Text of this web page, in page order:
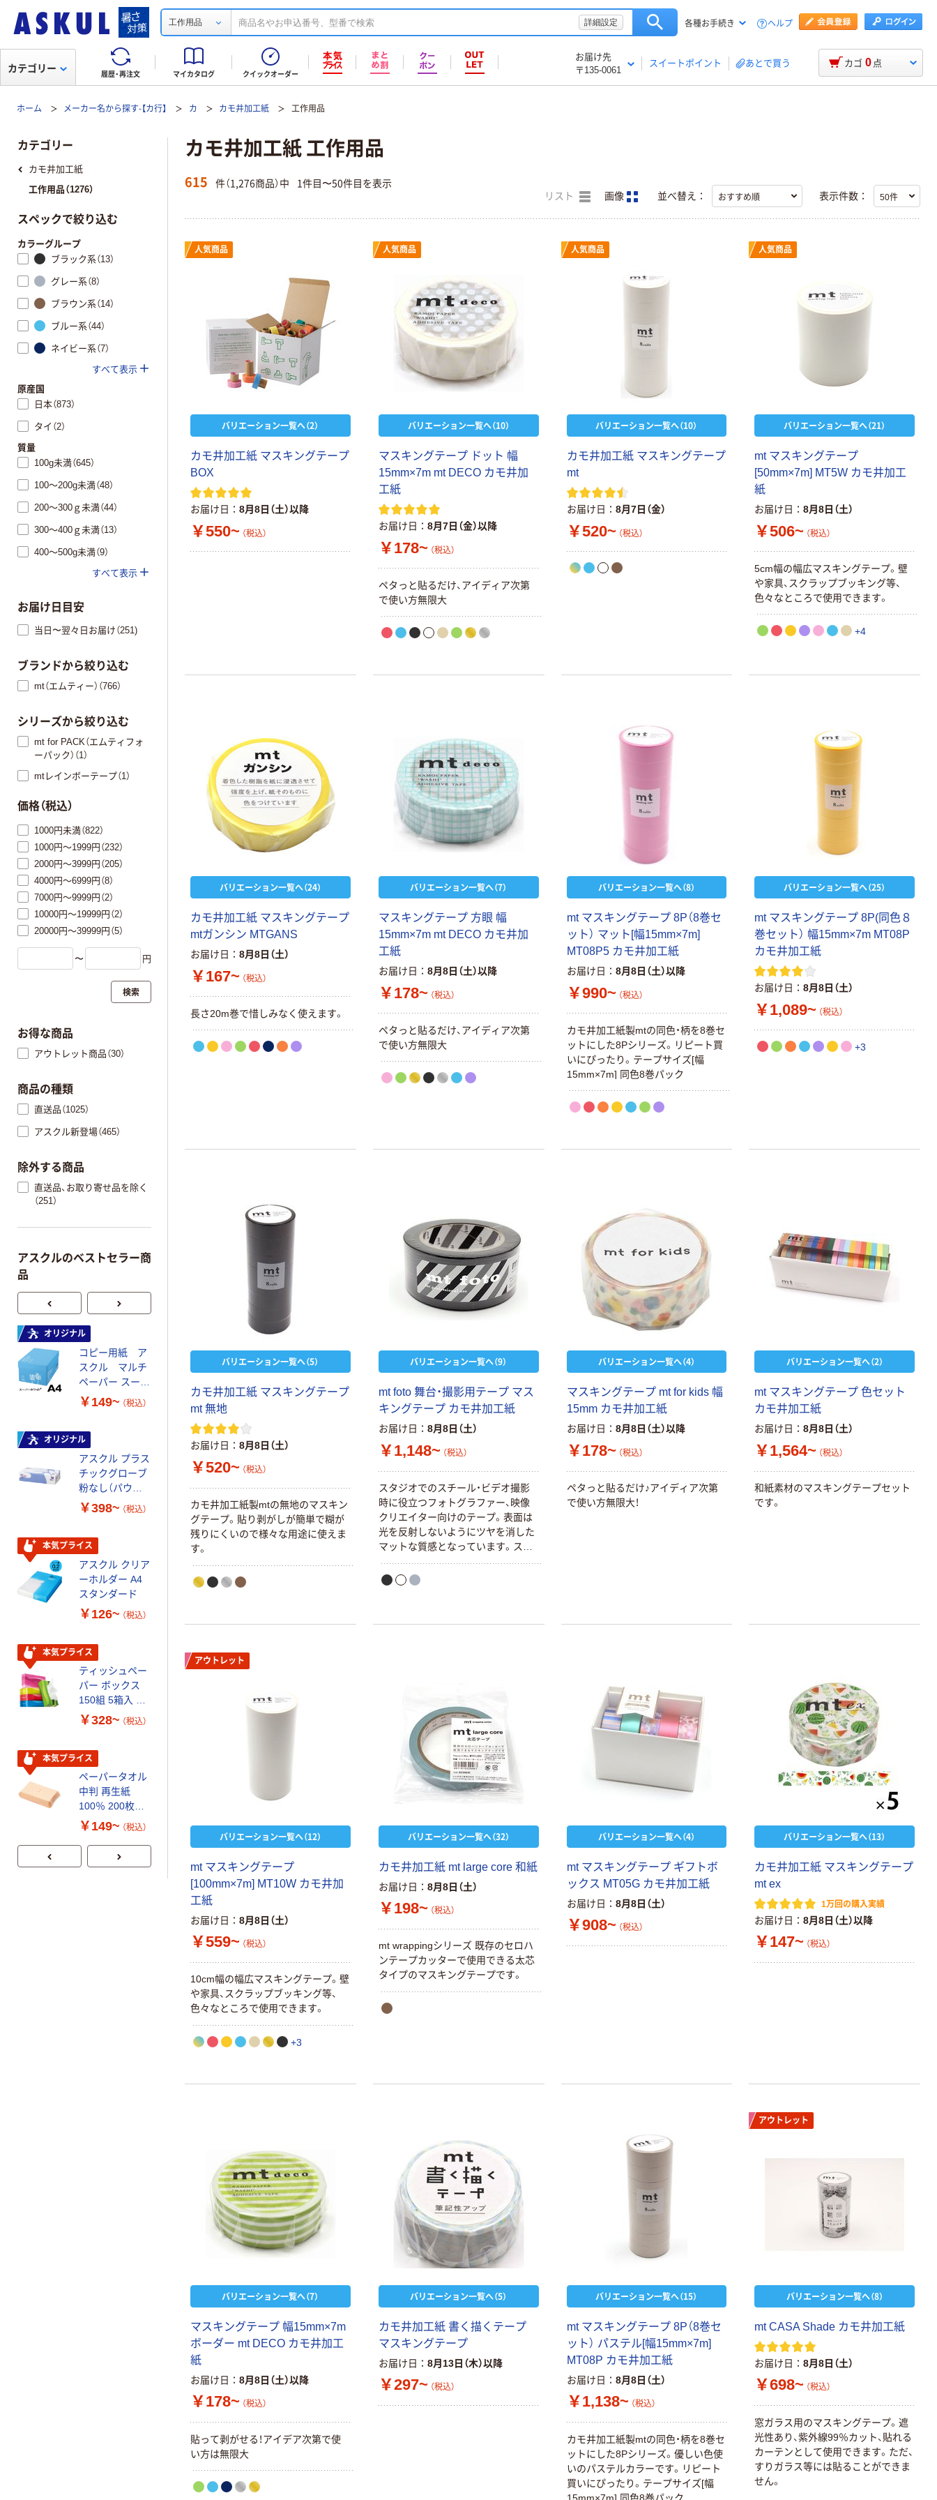
工作用品 詳細設定 各種お手続き ヘルプ
履歴・再注文 マイカタログ クイックオーダー
お届け先
〒135-0061
スイートポイント あとで買う
カテゴリー カゴ 0 点
ホーム メーカー名から探す-【カ行】 カ カモ井加工紙 工作用品
カモ井加工紙 工作用品
615 件（1,276商品）中 1件目〜50件目を表示
リスト 画像 並べ替え： 表示件数：
人気商品
バリエーション一覧へ（2）
カモ井加工紙 マスキングテープ
BOX
お届け日 8月8日（土）以降
￥550~ （税込）
人気商品
バリエーション一覧へ（10）
マスキングテープ ドット 幅
15mm×7m mt DECO カモ井加
工紙
お届け日 8月7日（金）以降
￥178~ （税込）
ペタっと貼るだけ、アイディア次第
で使い方無限大
人気商品
バリエーション一覧へ（10）
カモ井加工紙 マスキングテープ
mt
お届け日 8月7日（金）
￥520~ （税込）
人気商品
バリエーション一覧へ（21）
mt マスキングテープ
[50mm×7m] MT5W カモ井加工
紙
お届け日 8月8日（土）
￥506~ （税込）
5cm幅の幅広マスキングテープ。壁
や家具、スクラップブッキング等、
色々なところで使用できます。
+4
バリエーション一覧へ（24）
カモ井加工紙 マスキングテープ
mtガンシン MTGANS
お届け日 8月8日（土）
￥167~ （税込）
長さ20m巻で惜しみなく使えます。
バリエーション一覧へ（7）
マスキングテープ 方眼 幅
15mm×7m mt DECO カモ井加
工紙
お届け日 8月8日（土）以降
￥178~ （税込）
ペタっと貼るだけ、アイディア次第
で使い方無限大
バリエーション一覧へ（8）
mt マスキングテープ 8P（8巻セ
ット） マット[幅15mm×7m]
MT08P5 カモ井加工紙
お届け日 8月8日（土）以降
￥990~ （税込）
カモ井加工紙製mtの同色・柄を8巻セ
ットにした8Pシリーズ。リピート買
いにぴったり。テープサイズ[幅
15mm×7m] 同色8巻パック
バリエーション一覧へ（25）
mt マスキングテープ 8P(同色８
巻セット） 幅15mm×7m MT08P
カモ井加工紙
お届け日 8月8日（土）
￥1,089~ （税込）
+3
バリエーション一覧へ（5）
カモ井加工紙 マスキングテープ
mt 無地
お届け日 8月8日（土）
￥520~ （税込）
カモ井加工紙製mtの無地のマスキン
グテープ。貼り剥がしが簡単で糊が
残りにくいので様々な用途に使えま
す。
バリエーション一覧へ（9）
mt foto 舞台・撮影用テープ マス
キングテープ カモ井加工紙
お届け日 8月8日（土）
￥1,148~ （税込）
スタジオでのスチール・ビデオ撮影
時に役立つフォトグラファー、映像
クリエイター向けのテープ。表面は
光を反射しないようにツヤを消した
マットな質感となっています。ステ
ージ上の位置決めや機材の仮固定な
どにご使用いただけます。
バリエーション一覧へ（4）
マスキングテープ mt for kids 幅
15mm カモ井加工紙
お届け日 8月8日（土）以降
￥178~ （税込）
ペタっと貼るだけ♪アイディア次第
で使い方無限大！
バリエーション一覧へ（2）
mt マスキングテープ 色セット
カモ井加工紙
お届け日 8月8日（土）
￥1,564~ （税込）
和紙素材のマスキングテープセット
です。
アウトレット
バリエーション一覧へ（12）
mt マスキングテープ
[100mm×7m] MT10W カモ井加
工紙
お届け日 8月8日（土）
￥559~ （税込）
10cm幅の幅広マスキングテープ。壁
や家具、スクラップブッキング等、
色々なところで使用できます。
+3
バリエーション一覧へ（32）
カモ井加工紙 mt large core 和紙
お届け日 8月8日（土）
￥198~ （税込）
mt wrappingシリーズ 既存のセロハ
ンテープカッターで使用できる太芯
タイプのマスキングテープです。
バリエーション一覧へ（4）
mt マスキングテープ ギフトボ
ックス MT05G カモ井加工紙
お届け日 8月8日（土）
￥908~ （税込）
バリエーション一覧へ（13）
カモ井加工紙 マスキングテープ
mt ex
1万回の購入実績
お届け日 8月8日（土）以降
￥147~ （税込）
バリエーション一覧へ（7）
マスキングテープ 幅15mm×7m
ボーダー mt DECO カモ井加工
紙
お届け日 8月8日（土）以降
￥178~ （税込）
貼って剥がせる！アイデア次第で使
い方は無限大
バリエーション一覧へ（5）
カモ井加工紙 書く描くテープ
マスキングテープ
お届け日 8月13日（木）以降
￥297~ （税込）
バリエーション一覧へ（15）
mt マスキングテープ 8P（8巻セ
ット） パステル[幅15mm×7m]
MT08P カモ井加工紙
お届け日 8月8日（土）
￥1,138~ （税込）
カモ井加工紙製mtの同色・柄を8巻セ
ットにした8Pシリーズ。優しい色使
いのパステルカラーです。リピート
買いにぴったり。テープサイズ[幅
15mm×7m] 同色8巻パック
アウトレット
バリエーション一覧へ（8）
mt CASA Shade カモ井加工紙
お届け日 8月8日（土）
￥698~ （税込）
窓ガラス用のマスキングテープ。遮
光性あり、紫外線99％カット、貼れる
カーテンとして使用できます。ただ、
すりガラス等には貼ることができま
せん。
カテゴリー
カモ井加工紙
工作用品（1276）
スペックで絞り込む
カラーグループ
ブラック系（13）
グレー系（8）
ブラウン系（14）
ブルー系（44）
ネイビー系（7）
すべて表示
原産国
日本（873）
タイ（2）
質量
100g未満（645）
100～200g未満（48）
200～300ｇ未満（44）
300～400ｇ未満（13）
400～500g未満（9）
すべて表示
お届け日目安
当日〜翌々日お届け（251)
ブランドから絞り込む
mt（エムティー）（766）
シリーズから絞り込む
mt for PACK（エムティフォ
ーパック）（1）
mtレインボーテープ（1）
価格（税込）
1000円未満（822）
1000円～1999円（232）
2000円～3999円（205）
4000円～6999円（8）
7000円～9999円（2）
10000円～19999円（2）
20000円～39999円（5）
〜 円
検索
お得な商品
アウトレット商品（30）
商品の種類
直送品（1025）
アスクル新登場（465）
除外する商品
直送品、お取り寄せ品を除く
（251）
アスクルのベストセラー商
品
オリジナル
コピー用紙 ア
スクル マルチ
ペーパー スーパ
ーホワイト+
￥149~ （税込）
オリジナル
アスクル プラス
チックグローブ
粉なし（パウダ
ーフリー）
￥398~ （税込）
本気プライス
アスクル クリア
ーホルダー A4
スタンダード
￥126~ （税込）
本気プライス
ティッシュペー
パー ボックス
150組 5箱入 ア
スクル スマート
証
￥328~ （税込）
本気プライス
ペーパータオル
中判 再生紙
100％ 200枚
FSC認証 シング
企画 オリジナル
￥149~ （税込）
コピー用紙 マ
ルチペーパー
ミー+
￥149~
本気プライス
パー ダブル60
ｍ 再生紙
100% 6ロール
リサイクル100
芯あり FSC認
￥460~ （税込）
本気プライス
アスクル 耳にや
さしい やわらか
本気プライス
トイレットペー
120ｍ 再生紙
100% 6ロール
スチックグロー
リー）
￥298~ （税込）
蛍光オプテック
ス1(アスクル限
ペン ゼブラ
￥52~ （税込）
嬬恋銘水 ナチュ
ラルミネラルウ
ォーター 500ml
キャップシール
付き／2Lラベル
レス 10本
￥1,037~
（税込）
スズラン 酒精綿
￥140~ （税込）
ーター ペットボ
￥686~ （税込）
ファーストレイ
￥374~ （税込）
【アスクル限定】
ファーストレイ
ローブ ホワイ
ト 粉なし（パ
ウダーフリー）
￥698~ （税込）
ペーパータオル
小判・シングル
再生紙 200枚
FSC認証紙 アス
クルオリジナル
￥143~ （税込）
本気プライス
ティッシュペー
ナルティッシュ
ー 粉なし（パ
（税込）
オリジナル
アスクル 検査用
本気プライス
アスクル トイ
レのおそうじシ
共同企画 トイ
トイレシート
￥330~
スクル 現場のチ
カラ 厚さ
コピー用紙 ア
スクル マルチ
ーホワイト+
￥149~
アスクル プラス
チックグローブ
粉なし（パウダ
パー ボックス
150組 5箱入 ア
スクル スマート
コンパクト ビ
ビッド PEFC認
証
￥328~ （税込）
本気プライス
ペーパータオル
100％ 200枚
ル 大王製紙共同
企画 オリジナル
￥149~ （税込）